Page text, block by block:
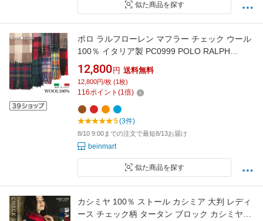
似た商品を探す
ポロ ラルフローレン マフラー チェック ウール
100％ イタリア製 PC0999 POLO RALPH
LAUREN ポロラルフローレン ラルフ タータン
チェック スカーフ メンズ レディース ユニセッ
クス 男性 女性 男女兼用 ギフト プレゼント
12,800 円 送料無料
12,800円/枚 (1枚)
116ポイント (1倍)
5(3件)
8/10 9:00までの注文で最短8/13お届け
beinmart
似た商品を探す
カシミヤ 100％ ストール カシミア 大判 レディ
ース チェック柄 タータン ブロック カシミヤス